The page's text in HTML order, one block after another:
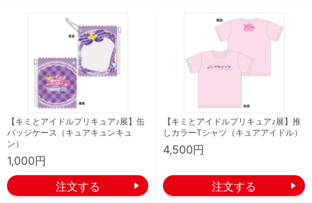
【キミとアイドルプリキュア♪展】缶
バッジケース（キュアキュンキュ
ン）
1,000円
【キミとアイドルプリキュア♪展】推
しカラーTシャツ（キュアアイドル）
4,500円